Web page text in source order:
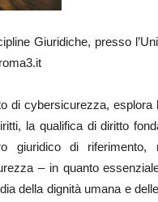
Giuridiche, presso
di cybersicurezza, esplora
la qualifica di diritto
giuridico di riferimento,
– in quanto
della dignità umana e